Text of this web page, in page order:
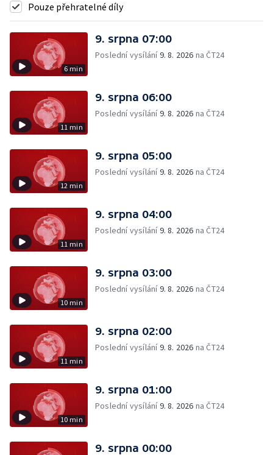
Pouze přehratelné díly
6 min
9. srpna 07:00
Poslední vysílání9. 8. 2026 na ČT24
11 min
9. srpna 06:00
Poslední vysílání9. 8. 2026 na ČT24
12 min
9. srpna 05:00
Poslední vysílání9. 8. 2026 na ČT24
11 min
9. srpna 04:00
Poslední vysílání9. 8. 2026 na ČT24
10 min
9. srpna 03:00
Poslední vysílání9. 8. 2026 na ČT24
11 min
9. srpna 02:00
Poslední vysílání9. 8. 2026 na ČT24
10 min
9. srpna 01:00
Poslední vysílání9. 8. 2026 na ČT24
9. srpna 00:00